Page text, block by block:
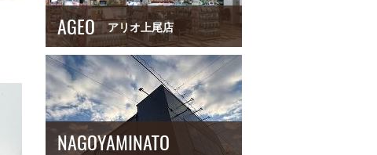
AGEO アリオ上尾店
NAGOYAMINATO